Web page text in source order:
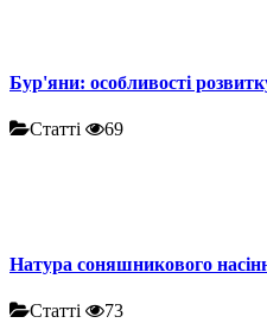
Бур'яни: особливості
Статті 69
Натура соняшникового
Статті 73